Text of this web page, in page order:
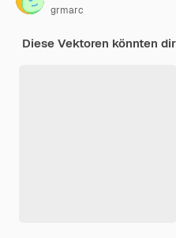
grmarc
Diese Vektoren könnten